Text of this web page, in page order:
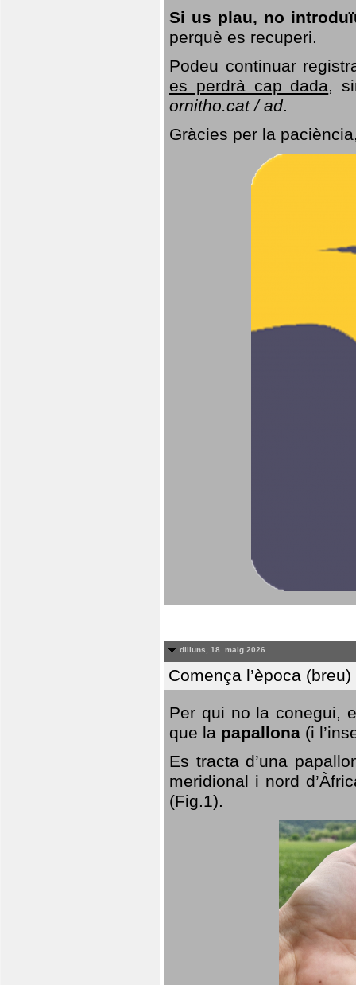
Si us plau, no
perquè es recuperi.
Podeu continuar
es perdrà cap dada,
ornitho.cat / ad.
Gràcies per la
dilluns, 18. maig 2026
Comença l’època
Per qui no la conegui,
que la papallona (i
Es tracta d’una
meridional i nord
(Fig.1).